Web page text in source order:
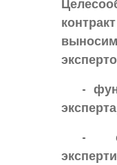
-
-